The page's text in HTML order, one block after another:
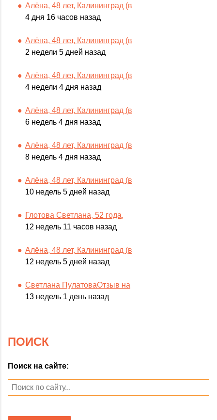
Алёна, 48 лет, Калининград (в
4 дня 16 часов назад
Алёна, 48 лет, Калининград (в
2 недели 5 дней назад
Алёна, 48 лет, Калининград (в
4 недели 4 дня назад
Алёна, 48 лет, Калининград (в
6 недель 4 дня назад
Алёна, 48 лет, Калининград (в
8 недель 4 дня назад
Алёна, 48 лет, Калининград (в
10 недель 5 дней назад
Глотова Светлана, 52 года,
12 недель 11 часов назад
Алёна, 48 лет, Калининград (в
12 недель 5 дней назад
Светлана ПулатоваОтзыв на
13 недель 1 день назад
ПОИСК
Поиск на сайте: